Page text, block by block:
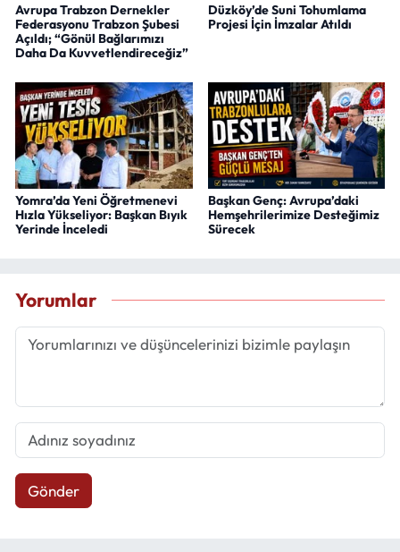
Avrupa Trabzon Dernekler
Federasyonu Trabzon Şubesi
Açıldı; “Gönül Bağlarımızı
Daha Da Kuvvetlendireceğiz”
Düzköy’de Suni Tohumlama
Projesi İçin İmzalar Atıldı
Yomra’da Yeni Öğretmenevi
Hızla Yükseliyor: Başkan Bıyık
Yerinde İnceledi
Başkan Genç: Avrupa’daki
Hemşehrilerimize Desteğimiz
Sürecek
Yorumlar
Gönder